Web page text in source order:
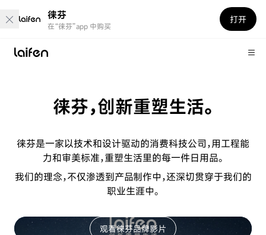
徕芬
在“徕芬”app 中购买
打开
徕芬，创新重塑生活。
徕芬是一家以技术和设计驱动的消费科技公司，用工程能
力和审美标准，重塑生活里的每一件日用品。
我们的理念，不仅渗透到产品制作中，还深切贯穿于我们的
职业生涯中。
观看徕芬品牌影片